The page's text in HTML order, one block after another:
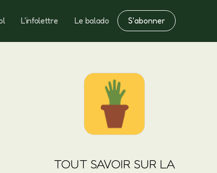
L'infolettre Le balado S'abonner
Notes Fertilisation
TOUT SAVOIR SUR LA